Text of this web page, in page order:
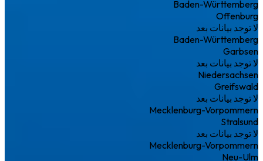
Baden-Württemberg
Offenburg
لا توجد بيانات بعد
Baden-Württemberg
Garbsen
لا توجد بيانات بعد
Niedersachsen
Greifswald
لا توجد بيانات بعد
Mecklenburg-Vorpommern
Stralsund
لا توجد بيانات بعد
Mecklenburg-Vorpommern
Neu-Ulm